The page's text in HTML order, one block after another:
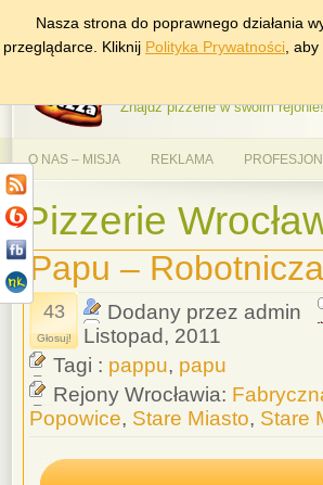
DODAJ NAS DO ULUBIONYCH ZNAJDŹ
Znajdź pizzerie w swoim rejonie!
O NAS – MISJA REKLAMA
Pizzerie
Papu – Robotnicza
43
Głosuj!
Dodany przez admin
Listopad, 2011
Tagi : pappu, papu
Rejony Wrocławia:
Popowice, Stare Miasto, Stare
Nasza strona do poprawnego działania
przeglądarce. Kliknij Polityka Prywatności ,